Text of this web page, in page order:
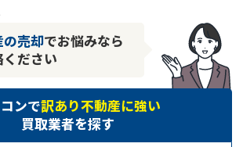
売却でお悩みなら
ださい
ンで訳あり不動産に強い
買取業者を探す